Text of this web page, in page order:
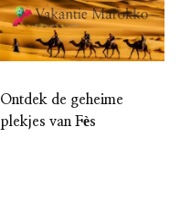
Ontdek de geheime
plekjes van Fès